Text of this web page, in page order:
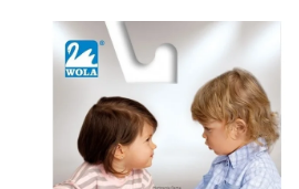
produktu
hviezdičiek.